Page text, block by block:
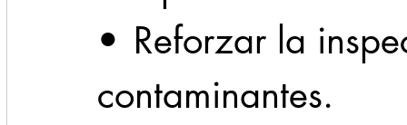
•	Reforzar la inspección de fuentes
contaminantes.